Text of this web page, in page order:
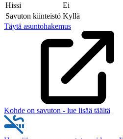
Hissi
Ei
Savuton kiinteistö Kyllä
Täytä asuntohakemus
Kohde on savuton - lue lisää täältä